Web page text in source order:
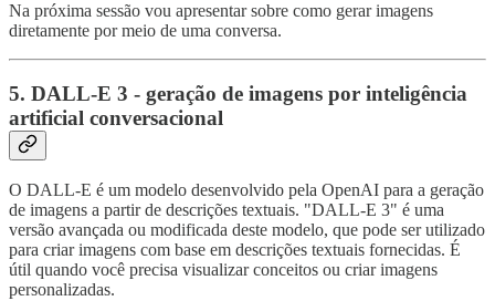
Na próxima sessão vou apresentar sobre como gerar imagens
diretamente por meio de uma conversa.
5. DALL-E 3 - geração de imagens por inteligência
artificial conversacional
O DALL-E é um modelo desenvolvido pela OpenAI para a geração
de imagens a partir de descrições textuais. "DALL-E 3" é uma
versão avançada ou modificada deste modelo, que pode ser utilizado
para criar imagens com base em descrições textuais fornecidas. É
útil quando você precisa visualizar conceitos ou criar imagens
personalizadas.